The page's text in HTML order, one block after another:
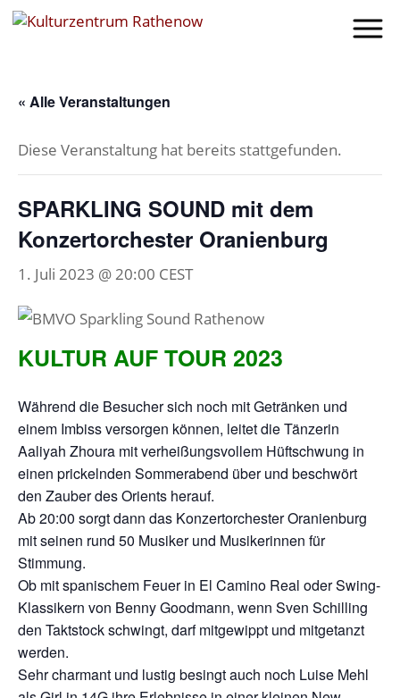
« Alle Veranstaltungen
Diese Veranstaltung hat bereits stattgefunden.
SPARKLING SOUND mit dem
Konzertorchester Oranienburg
1. Juli 2023 @ 20:00 CEST
KULTUR AUF TOUR 2023
Während die Besucher sich noch mit Getränken und
einem Imbiss versorgen können, leitet die Tänzerin
Aaliyah Zhoura mit verheißungsvollem Hüftschwung in
einen prickelnden Sommerabend über und beschwört
den Zauber des Orients herauf.
Ab 20:00 sorgt dann das Konzertorchester Oranienburg
mit seinen rund 50 Musiker und Musikerinnen für
Stimmung.
Ob mit spanischem Feuer in El Camino Real oder Swing-
Klassikern von Benny Goodmann, wenn Sven Schilling
den Taktstock schwingt, darf mitgewippt und mitgetanzt
werden.
Sehr charmant und lustig besingt auch noch Luise Mehl